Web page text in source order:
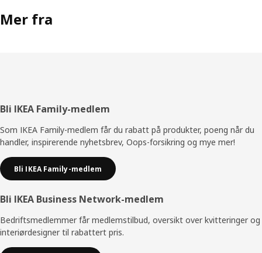
Mer fra
Bunntekst
Bli IKEA Family-medlem
Som IKEA Family-medlem får du rabatt på produkter, poeng når du
handler, inspirerende nyhetsbrev, Oops-forsikring og mye mer!
Bli IKEA Family-medlem
Bli IKEA Business Network-medlem
Bedriftsmedlemmer får medlemstilbud, oversikt over kvitteringer og
interiørdesigner til rabattert pris.